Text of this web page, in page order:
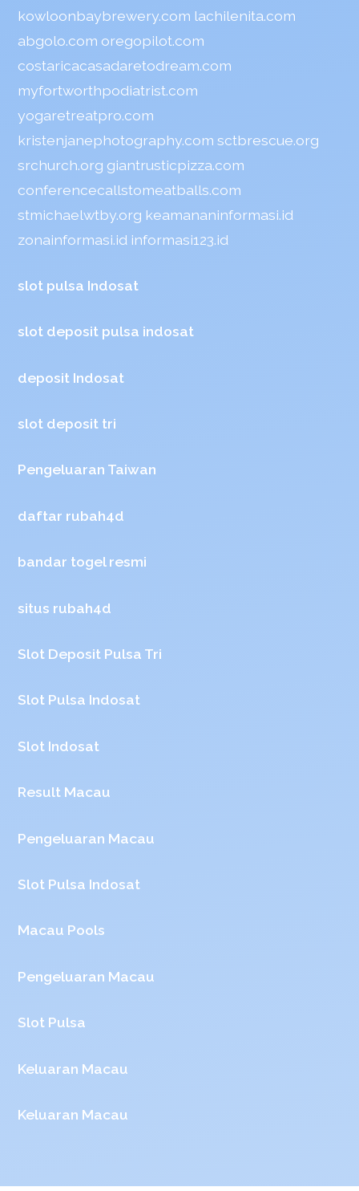
kowloonbaybrewery.com lachilenita.com
abgolo.com oregopilot.com
costaricacasadaretodream.com
myfortworthpodiatrist.com
yogaretreatpro.com
kristenjanephotography.com sctbrescue.org
srchurch.org giantrusticpizza.com
conferencecallstomeatballs.com
stmichaelwtby.org keamananinformasi.id
zonainformasi.id informasi123.id
slot pulsa Indosat
slot deposit pulsa indosat
deposit Indosat
slot deposit tri
Pengeluaran Taiwan
daftar rubah4d
bandar togel resmi
situs rubah4d
Slot Deposit Pulsa Tri
Slot Pulsa Indosat
Slot Indosat
Result Macau
Pengeluaran Macau
Slot Pulsa Indosat
Macau Pools
Pengeluaran Macau
Slot Pulsa
Keluaran Macau
Keluaran Macau